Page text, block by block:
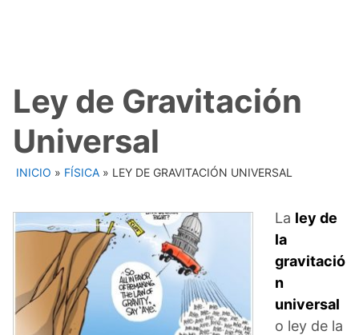
Ley de Gravitación
Universal
INICIO » FÍSICA » LEY DE GRAVITACIÓN UNIVERSAL
La ley de
la
gravitació
n
universal
o ley de la